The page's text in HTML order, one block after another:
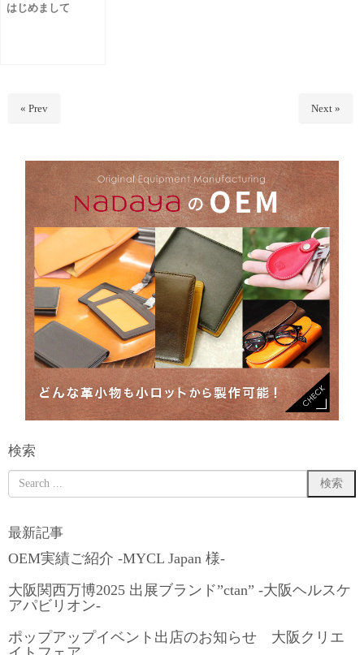
o
はじめまして
« Prev Next »
検索
最新記事
OEM実績ご紹介 -MYCL Japan 様-
大阪関西万博2025 出展ブランド”ctan” -大阪ヘルスケ
アパビリオン-
ポップアップイベント出店のお知らせ 大阪クリエ